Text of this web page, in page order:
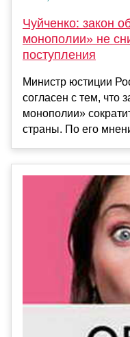
Чуйченко: закон
монополии» не
поступления
Министр юстиции
согласен с тем, что
монополии»
страны. По его